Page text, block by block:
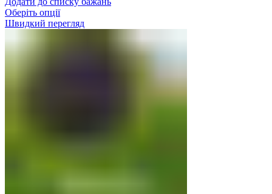
Оберіть опції
Швидкий перегляд